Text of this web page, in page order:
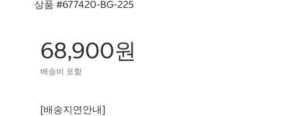
상품 #677420-BG-225
68,900원
배송비 포함
[배송지연안내]